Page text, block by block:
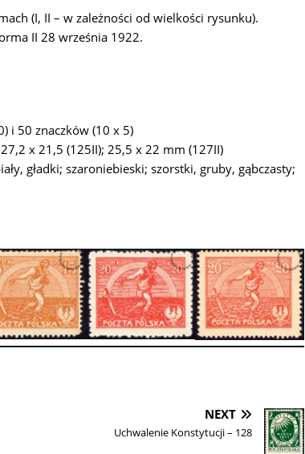
(I, II – w zależności od wielkości rysunku).
II 28 września 1922.
i 50 znaczków (10 x 5)
x 21,5 (125II); 25,5 x 22 mm (127II)
gładki; szaroniebieski; szorstki, gruby, gąbczasty;
NEXT
Uchwalenie Konstytucji – 128